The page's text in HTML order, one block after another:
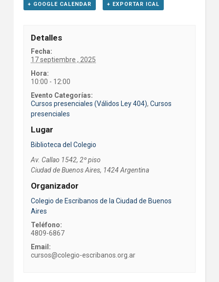
+ GOOGLE CALENDAR + EXPORTAR ICAL
Detalles
Fecha:
17 septiembre , 2025
Hora:
10:00 - 12:00
Evento Categorías:
Cursos presenciales (Válidos Ley 404),Cursos
presenciales
Lugar
Biblioteca del Colegio
Av. Callao 1542, 2º piso
Ciudad de Buenos Aires, 1424 Argentina
Organizador
Colegio de Escribanos de la Ciudad de Buenos
Aires
Teléfono:
4809-6867
Email:
cursos@colegio-escribanos.org.ar